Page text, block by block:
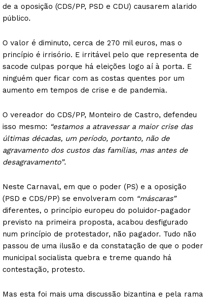
de a oposição (CDS/PP, PSD e CDU) causarem alarido
público.
O valor é diminuto, cerca de 270 mil euros, mas o
princípio é irrisório. E irritável pelo que representa de
sacode culpas porque há eleições logo aí à porta. E
ninguém quer ficar com as costas quentes por um
aumento em tempos de crise e de pandemia.
O vereador do CDS/PP, Monteiro de Castro, defendeu
isso mesmo: “estamos a atravessar a maior crise das
últimas décadas, um período, portanto, não de
agravamento dos custos das famílias, mas antes de
desagravamento”.
Neste Carnaval, em que o poder (PS) e a oposição
(PSD e CDS/PP) se envolveram com “máscaras”
diferentes, o princípio europeu do poluidor-pagador
previsto na primeira proposta, acabou desfigurado
num princípio de protestador, não pagador. Tudo não
passou de uma ilusão e da constatação de que o poder
municipal socialista quebra e treme quando há
contestação, protesto.
Mas esta foi mais uma discussão bizantina e pela rama